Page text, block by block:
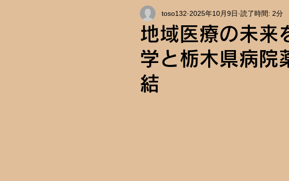
インタビュー キャンパス情報 イベント告知
地域医療の未
学と栃木県病院
結
toso132 2025年10月9日 読了時間: 2分